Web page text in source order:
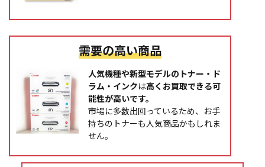
需要の高い商品
人気機種や新型モデルのトナー・ド
ラム・インクは高くお買取できる可
能性が高いです。
市場に多数出回っているため、お手
持ちのトナーも人気商品かもしれま
せん。